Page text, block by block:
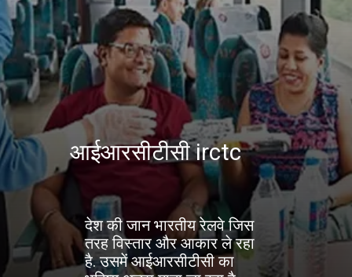
आईआरसीटीसी irctc
देश की जान भारतीय रेलवे जिस
तरह विस्तार और आकार ले रहा
है. उसमें आईआरसीटीसी का